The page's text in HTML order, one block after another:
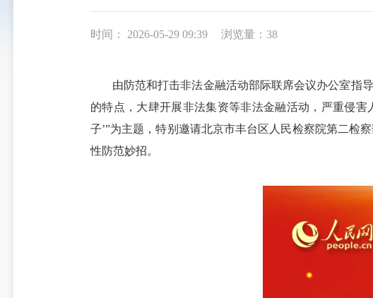
时间： 2026-05-29 09:39 浏览量：38
由防范和打击非法金融活动部际联席会议办公室指
的特点，大肆开展非法集资等非法金融活动，严重侵
子’”为主题，特别邀请北京市丰台区人民检察院第二检
性防范妙招。